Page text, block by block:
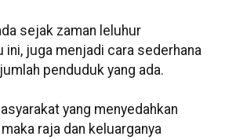
sejak zaman leluhur
ini, juga menjadi cara sederhana
penduduk yang ada.
yang menyedahkan
raja dan keluarganya